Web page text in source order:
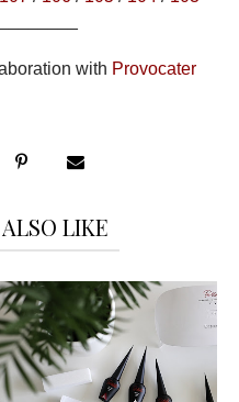
with Provocater
LIKE